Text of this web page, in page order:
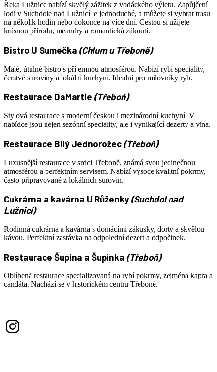
Řeka Lužnice nabízí skvělý zážitek z vodáckého výletu. Zapůjčení
lodí v Suchdole nad Lužnicí je jednoduché, a můžete si vybrat trasu
na několik hodin nebo dokonce na více dní. Cestou si užijete
krásnou přírodu, meandry a romantická zákoutí.
Bistro U Sumečka (Chlum u Třeboně)
Malé, útulné bistro s příjemnou atmosférou. Nabízí rybí speciality,
čerstvé suroviny a lokální kuchyni. Ideální pro milovníky ryb.
Restaurace DaMartie (Třeboň)
Stylová restaurace s moderní českou i mezinárodní kuchyní. V
nabídce jsou nejen sezónní speciality, ale i vynikající dezerty a vína.
Restaurace Bílý Jednorožec (Třeboň)
Luxusnější restaurace v srdci Třeboně, známá svou jedinečnou
atmosférou a perfektním servisem. Nabízí vysoce kvalitní pokrmy,
často připravované z lokálních surovin.
Cukrárna a kavárna U Růženky (Suchdol nad
Lužnicí)
Rodinná cukrárna a kavárna s domácími zákusky, dorty a skvělou
kávou. Perfektní zastávka na odpolední dezert a odpočinek.
Restaurace Šupina a Šupinka (Třeboň)
Oblíbená restaurace specializovaná na rybí pokrmy, zejména kapra a
candáta. Nachází se v historickém centru Třeboně.
Instagram